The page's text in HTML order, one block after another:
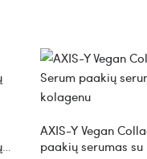
AXIS-Y Vegan
paakių serumas